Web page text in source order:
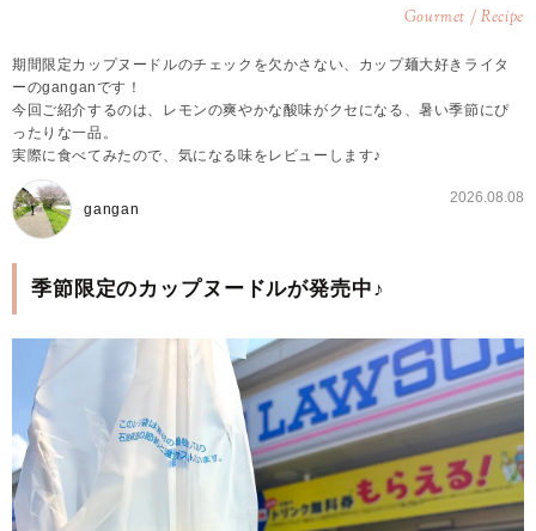
Gourmet / Recipe
期間限定カップヌードルのチェックを欠かさない、カップ麺大好きライタ
ーのganganです！
今回ご紹介するのは、レモンの爽やかな酸味がクセになる、暑い季節にぴ
ったりな一品。
実際に食べてみたので、気になる味をレビューします♪
gangan
2026.08.08
季節限定のカップヌードルが発売中♪